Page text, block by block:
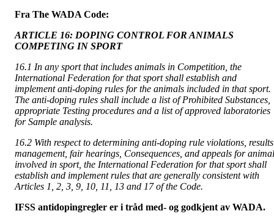
Fra The WADA Code:
ARTICLE 16: DOPING CONTROL FOR ANIMALS
COMPETING IN SPORT
16.1 In any sport that includes animals in Competition, the
International Federation for that sport shall establish and
implement anti-doping rules for the animals included in that sport.
The anti-doping rules shall include a list of Prohibited Substances,
appropriate Testing procedures and a list of approved laboratories
for Sample analysis.
16.2 With respect to determining anti-doping rule violations, results
management, fair hearings, Consequences, and appeals for
involved in sport, the International Federation for that sport shall
establish and implement rules that are generally consistent with
Articles 1, 2, 3, 9, 10, 11, 13 and 17 of the Code.
IFSS antidopingregler er i tråd med- og godkjent av WADA.